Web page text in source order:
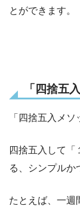
とができます。
「四捨五
「四捨五入メ
四捨五入して「
る、シンプルか
たとえば、一週